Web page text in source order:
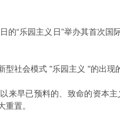
的“乐园主义日”举办其首次国
型社会模式 "乐园主义 "的出现
来早已预料的、致命的资本
重置。